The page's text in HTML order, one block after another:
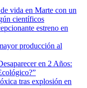
vida en Marte con un
científicos
estreno en
producción al
en 2 Años:
tras explosión en